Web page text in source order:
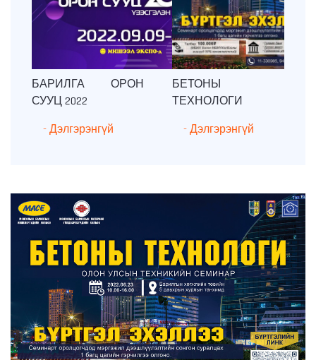
БАРИЛГА ОРОН
СУУЦ 2022
- Дэлгэрэнгүй
БЕТОНЫ
ТЕХНОЛОГИ
- Дэлгэрэнгүй